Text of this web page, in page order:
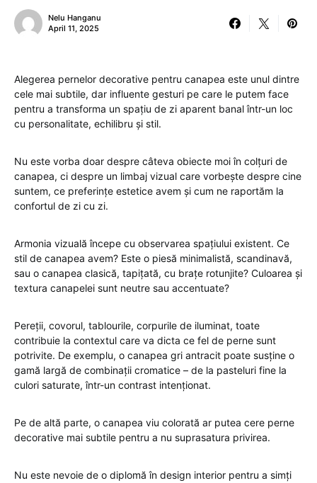
Nelu Hanganu
April 11, 2025
Alegerea pernelor decorative pentru canapea este unul dintre
cele mai subtile, dar influente gesturi pe care le putem face
pentru a transforma un spațiu de zi aparent banal într-un loc
cu personalitate, echilibru și stil.
Nu este vorba doar despre câteva obiecte moi în colțuri de
canapea, ci despre un limbaj vizual care vorbește despre cine
suntem, ce preferințe estetice avem și cum ne raportăm la
confortul de zi cu zi.
Armonia vizuală începe cu observarea spațiului existent. Ce
stil de canapea avem? Este o piesă minimalistă, scandinavă,
sau o canapea clasică, tapițată, cu brațe rotunjite? Culoarea și
textura canapelei sunt neutre sau accentuate?
Pereții, covorul, tablourile, corpurile de iluminat, toate
contribuie la contextul care va dicta ce fel de perne sunt
potrivite. De exemplu, o canapea gri antracit poate susține o
gamă largă de combinații cromatice – de la pasteluri fine la
culori saturate, într-un contrast intenționat.
Pe de altă parte, o canapea viu colorată ar putea cere perne
decorative mai subtile pentru a nu suprasatura privirea.
Nu este nevoie de o diplomă în design interior pentru a simți